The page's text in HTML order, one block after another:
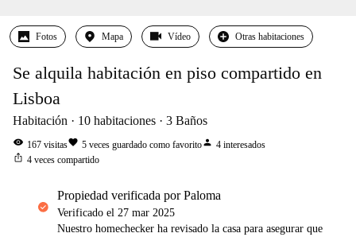
Fotos Mapa Vídeo Otras habitaciones
Se alquila habitación en piso compartido en
Lisboa
Habitación 10 habitaciones 3 Baños
visibility 167 visitasfavorite 5 veces guardado como favoritoperson 4 interesados
ios_share 4 veces compartido
propiedad verificada por Paloma
Verificado el 27 mar 2025
Nuestro homechecker ha revisado la casa para asegurar que